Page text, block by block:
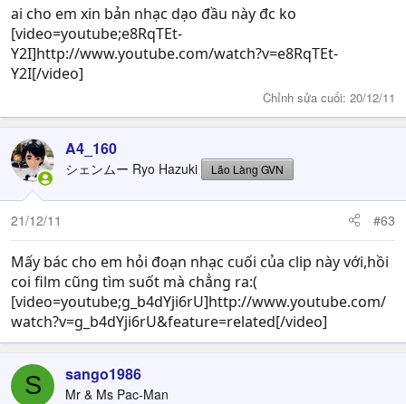
ai cho em xin bản nhạc dạo đầu này đc ko
[video=youtube;e8RqTEt-
Y2I]http://www.youtube.com/watch?v=e8RqTEt-
Y2I[/video]
Chỉnh sửa cuối: 20/12/11
A4_160
シェンムー Ryo Hazuki Lão Làng GVN
21/12/11 #63
Mấy bác cho em hỏi đoạn nhạc cuối của clip này với,hồi
coi film cũng tìm suốt mà chẳng ra:(
[video=youtube;g_b4dYji6rU]http://www.youtube.com/
watch?v=g_b4dYji6rU&feature=related[/video]
S sango1986
Mr & Ms Pac-Man